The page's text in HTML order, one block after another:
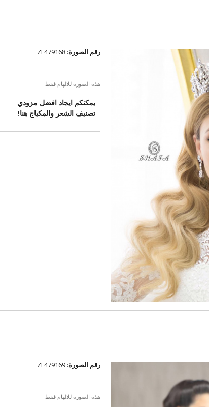
رقم الصورة:
هذه الصورة للالهام فقط
يمكنكم ايجاد افضل مزودي
تصنيف الشعر والمكياج هنا!
رقم الصورة:
هذه الصورة للالهام فقط